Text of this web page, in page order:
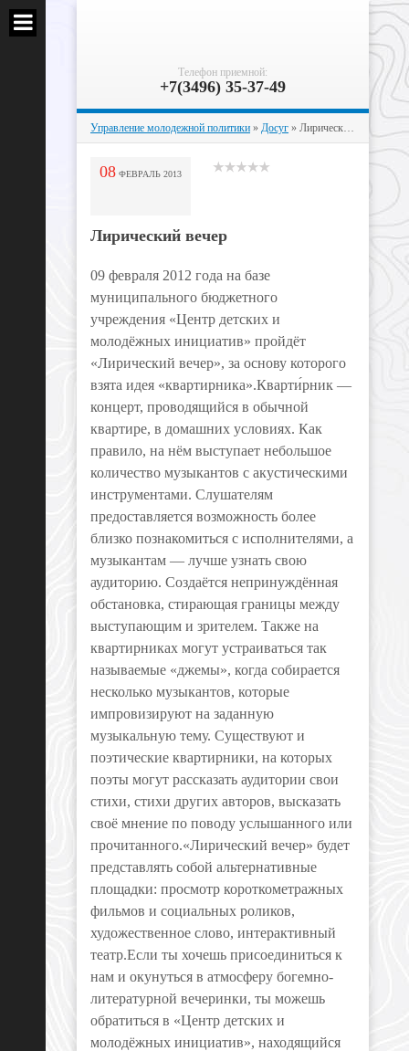
Телефон приемной:
+7(3496) 35-37-49
Управление молодежной политики » Досуг » Лирический вечер
08 ФЕВРАЛЬ 2013
Лирический вечер
09 февраля 2012 года на базе
муниципального бюджетного
учреждения «Центр детских и
молодёжных инициатив» пройдёт
«Лирический вечер», за основу которого
взята идея «квартирника».Кварти́рник —
концерт, проводящийся в обычной
квартире, в домашних условиях. Как
правило, на нём выступает небольшое
количество музыкантов с акустическими
инструментами. Слушателям
предоставляется возможность более
близко познакомиться с исполнителями, а
музыкантам — лучше узнать свою
аудиторию. Создаётся непринуждённая
обстановка, стирающая границы между
выступающим и зрителем. Также на
квартирниках могут устраиваться так
называемые «джемы», когда собирается
несколько музыкантов, которые
импровизируют на заданную
музыкальную тему. Существуют и
поэтические квартирники, на которых
поэты могут рассказать аудитории свои
стихи, стихи других авторов, высказать
своё мнение по поводу услышанного или
прочитанного.«Лирический вечер» будет
представлять собой альтернативные
площадки: просмотр короткометражных
фильмов и социальных роликов,
художественное слово, интерактивный
театр.Если ты хочешь присоединиться к
нам и окунуться в атмосферу богемно-
литературной вечеринки, ты можешь
обратиться в «Центр детских и
молодёжных инициатив», находящийся